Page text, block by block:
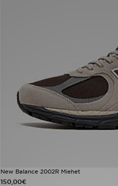
New Balance 2002R Miehet
150,00€